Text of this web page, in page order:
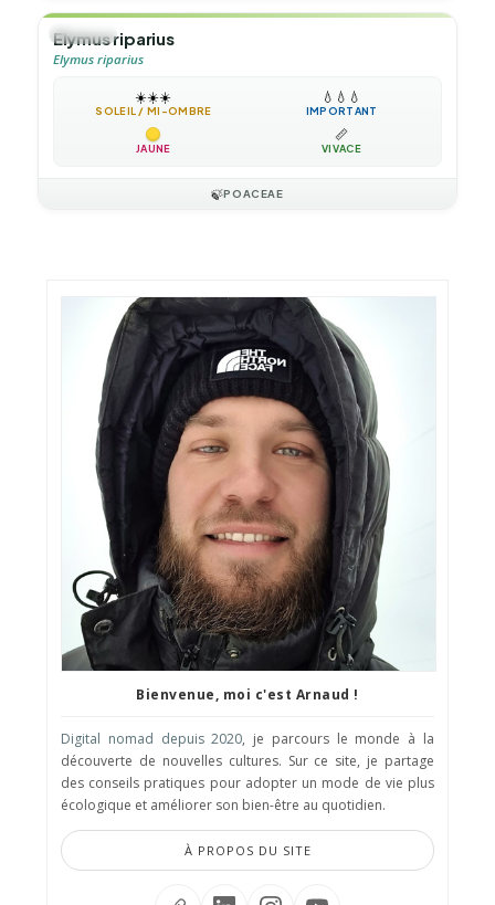
🌿HERBE
Elymus riparius
Elymus riparius
☀️☀️☀️
SOLEIL / MI-OMBRE
💧 💧 💧
IMPORTANT
JAUNE
📏
VIVACE
🍃POACEAE
Bienvenue, moi c'est Arnaud !
Digital nomad depuis 2020, je parcours le monde à la
découverte de nouvelles cultures. Sur ce site, je partage
des conseils pratiques pour adopter un mode de vie plus
écologique et améliorer son bien-être au quotidien.
À PROPOS DU SITE